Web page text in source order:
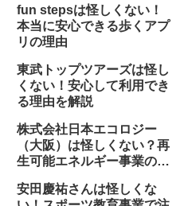
fun stepsは怪しくない！
本当に安心できる歩くアプ
リの理由
東武トップツアーズは怪し
くない！安心して利用でき
る理由を解説
株式会社日本エコロジー
（大阪）は怪しくない？再
生可能エネルギー事業の実
安田慶祐さんは怪しくな